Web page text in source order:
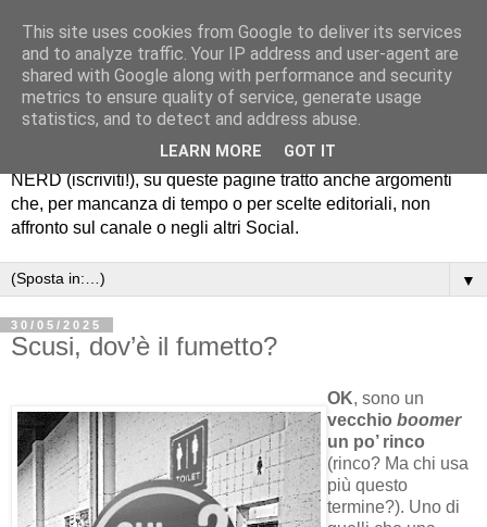
Old Fart Nerd
Ciao, io sono RoB e su questo Blog scrivo di fumetti, cinema
e serie, cultura Pop e "Social Media Evolution". Oltre a
pubblicare i video del mio canale YouTube OLD FART
NERD (iscriviti!), su queste pagine tratto anche argomenti
che, per mancanza di tempo o per scelte editoriali, non
affronto sul canale o negli altri Social.
▼
30/05/2025
Scusi, dov’è il fumetto?
OK, sono un
vecchioboomer
un po’ rinco
(rinco? Ma chi usa
più questo
termine?). Uno di
This site uses cookies from Google to deliver its services
and to analyze traffic. Your IP address and user-agent are
shared with Google along with performance and security
metrics to ensure quality of service, generate usage
statistics, and to detect and address abuse.
LEARN MORE GOT IT